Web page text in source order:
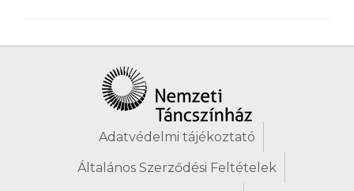
Adatvédelmi tájékoztató
Általános Szerződési Feltételek